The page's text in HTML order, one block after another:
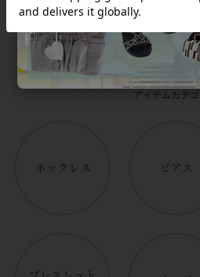
アイテムカテ